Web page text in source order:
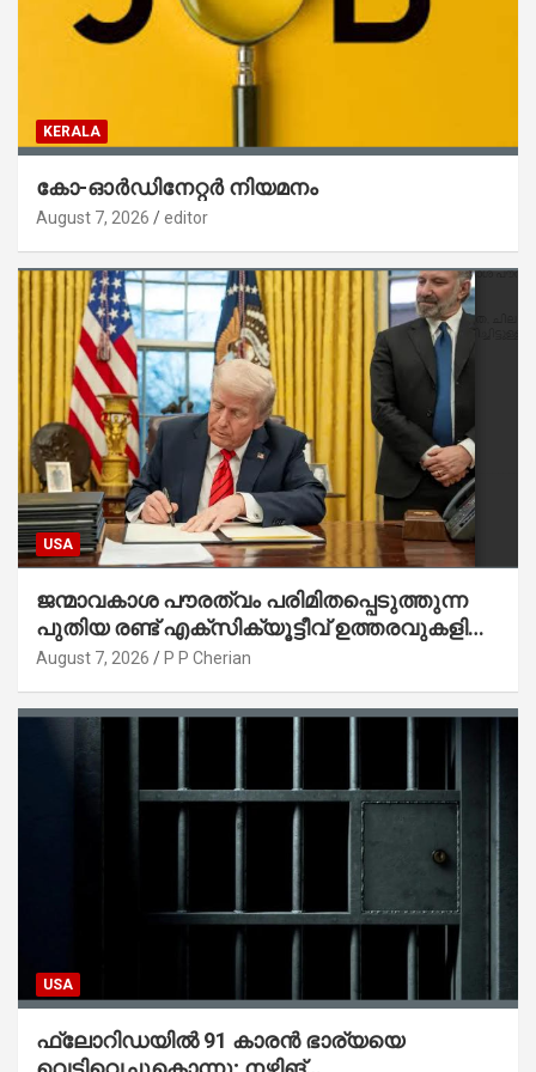
KERALA
കോ-ഓർഡിനേറ്റർ നിയമനം
August 7, 2026 editor
USA
ജന്മാവകാശ പൗരത്വം പരിമിതപ്പെടുത്തുന്ന
പുതിയ രണ്ട് എക്സിക്യൂട്ടീവ് ഉത്തരവുകളിൽ
ട്രംപ് ഒപ്പുവെച്ചു
August 7, 2026 P P Cherian
USA
ഫ്ലോറിഡയിൽ 91 കാരൻ ഭാര്യയെ